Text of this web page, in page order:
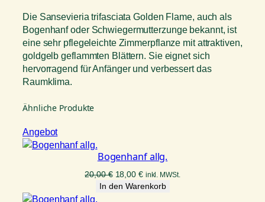
Die Sansevieria trifasciata Golden Flame, auch als
Bogenhanf oder Schwiegermutterzunge bekannt, ist
eine sehr pflegeleichte Zimmerpflanze mit attraktiven,
goldgelb geflammten Blättern. Sie eignet sich
hervorragend für Anfänger und verbessert das
Raumklima.
Ähnliche Produkte
AngebotProdukt
im
Bogenhanf allg.
20,00€ Ursprünglicher
Preis
18,00 €Aktueller
Preis
inkl. MWSt.
In den Warenkorb